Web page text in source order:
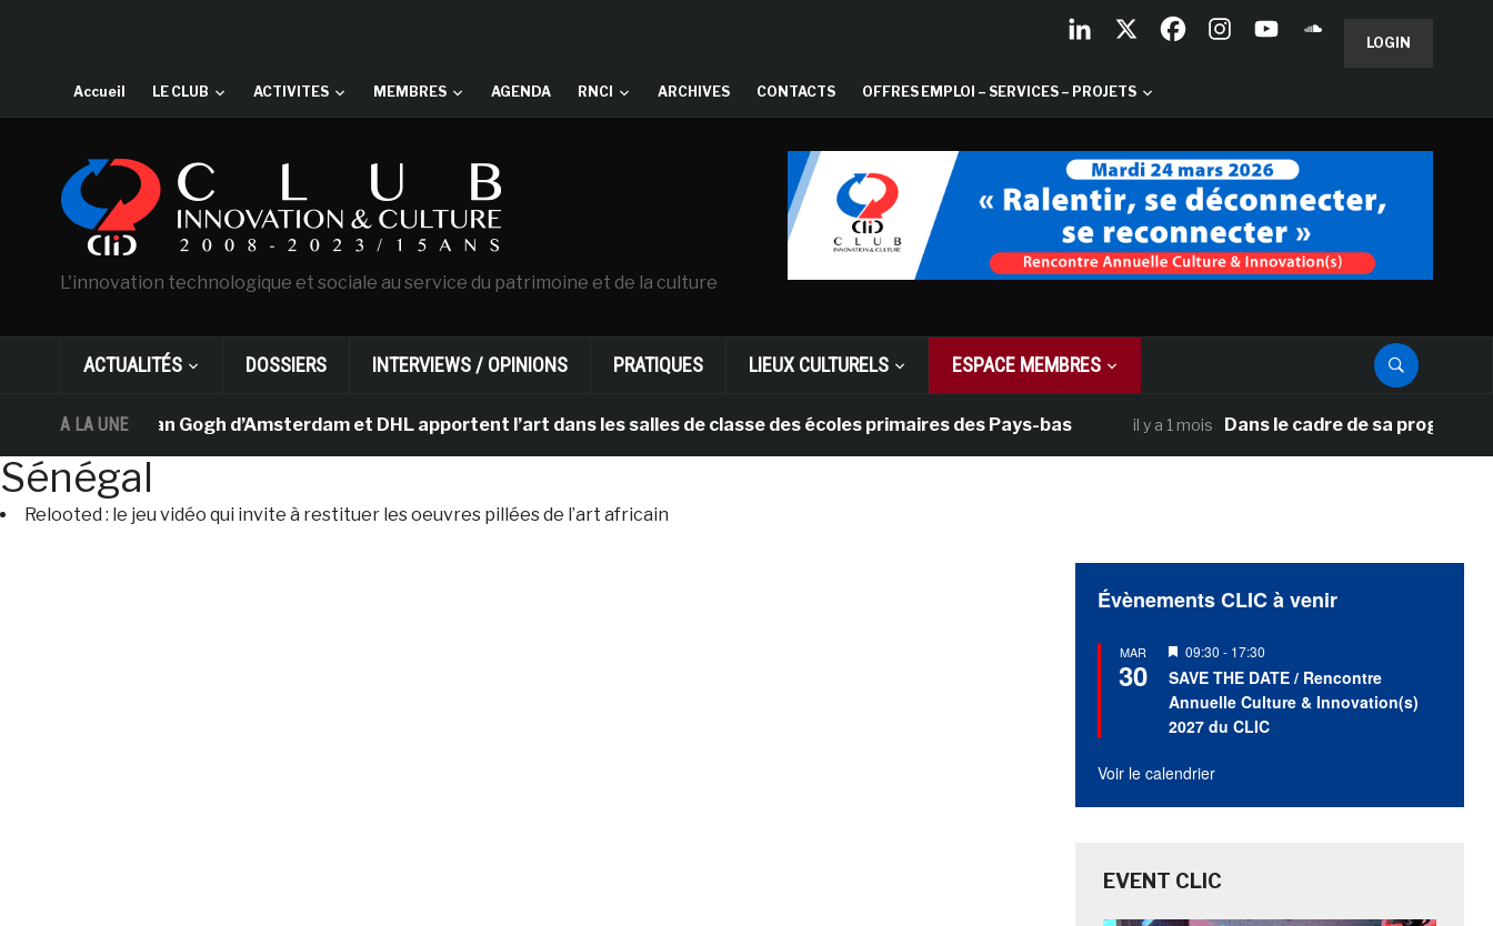
LOGIN
Accueil LE CLUB ACTIVITES MEMBRES AGENDA RNCI ARCHIVES CONTACTS OFFRES EMPLOI – SERVICES – PROJETS
L'innovation technologique et sociale au service du patrimoine et de la culture
ACTUALITÉS DOSSIERS INTERVIEWS / OPINIONS PRATIQUES LIEUX CULTURELS ESPACE MEMBRES
A LA UNE
Le musée Van Gogh d’Amsterdam et DHL apportent l’art dans les salles de classe des écoles primaires des Pays-bas il y a 1 mois Dans le cadre de sa
Sénégal
Relooted : le jeu vidéo qui invite à restituer les oeuvres pillées de l’art africain
Évènements CLIC à venir
MAR
30
Mis
en
avant
09:30 - 17:30
SAVE THE DATE / Rencontre
Annuelle Culture & Innovation(s)
2027 du CLIC
Voir le calendrier
EVENT CLIC